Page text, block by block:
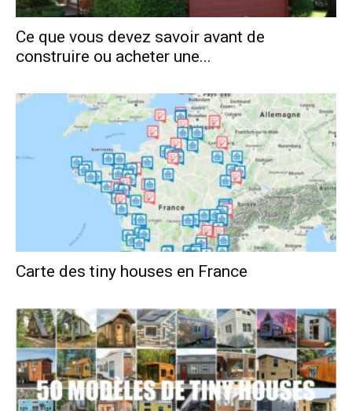
Ce que vous devez savoir avant de
construire ou acheter une...
Carte des tiny houses en France